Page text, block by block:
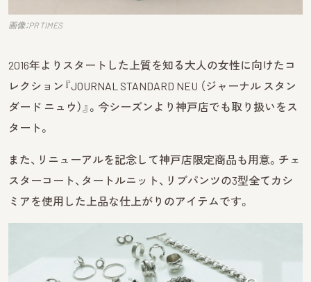
画像：PR TIMES
2016年よりスタートした上質を知る大人の女性に向けたコ
レクション『JOURNAL STANDARD NEU （ジャーナル スタン
ダード ニュウ）』。今シーズンより神戸店でも取り扱いをス
タート。
また、リニューアルを記念して神戸店限定商品も用意。チェ
スターコート、タートルニット、リブパンツの3型全てカシ
ミアを使用した上品な仕上がりのアイテムです。